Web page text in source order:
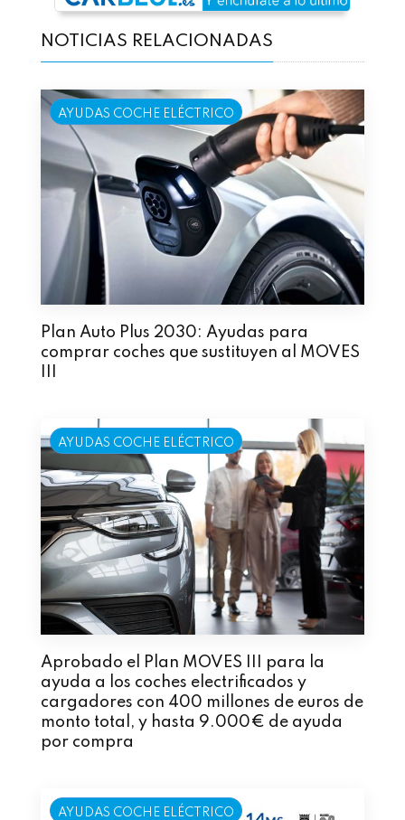
NOTICIAS RELACIONADAS
AYUDAS COCHE ELÉCTRICO
Plan Auto Plus 2030: Ayudas para
comprar coches que sustituyen al MOVES
AYUDAS COCHE ELÉCTRICO
Aprobado el Plan MOVES III para la
ayuda a los coches electrificados y
cargadores con 400 millones de euros de
monto total, y hasta 9.000€ de ayuda
por compra
AYUDAS COCHE ELÉCTRICO